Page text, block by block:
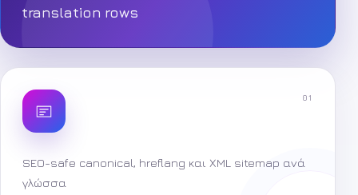
translation rows
01
SEO-safe canonical, hreflang και XML sitemap ανά
γλώσσα